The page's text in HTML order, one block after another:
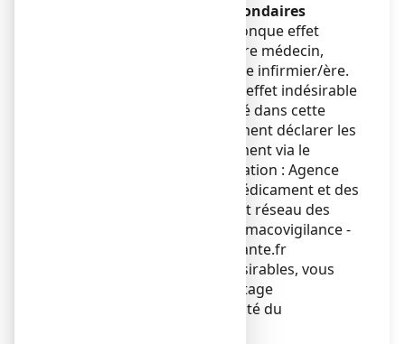
Déclaration des effets secondaires
Si vous ressentez un quelconque effet
indésirable, parlez-en à votre médecin,
votre pharmacien ou à votre infirmier/ère.
Ceci s’applique aussi à tout effet indésirable
qui ne serait pas mentionné dans cette
notice. Vous pouvez également déclarer les
effets indésirables directement via le
système national de déclaration : Agence
nationale de sécurité du médicament et des
produits de santé (ANSM) et réseau des
Centres Régionaux de Pharmacovigilance -
www.ansm.sante.fr
En signalant les effets indésirables, vous
contribuez à fournir davantage
d’informations sur la sécurité du